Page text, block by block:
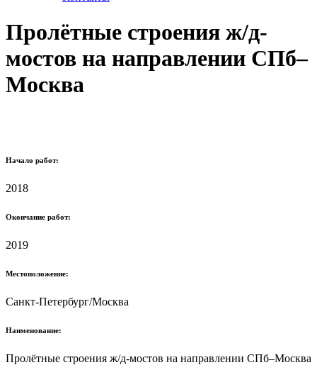
Пролётные строения ж/д-
мостов на направлении СПб–
Москва
Начало работ:
2018
Окончание работ:
2019
Местоположение:
Санкт-Петербург/Москва
Наименование:
Пролётные строения ж/д-мостов на направлении СПб–Москва